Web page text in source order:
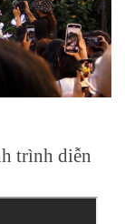
trình diễn